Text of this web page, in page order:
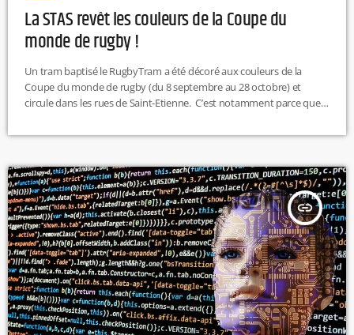
La STAS revêt les couleurs de la Coupe du
monde de rugby !
Un tram baptisé le RugbyTram a été décoré aux couleurs de la
Coupe du monde de rugby (du 8 septembre au 28 octobre) et
circule dans les rues de Saint-Etienne. C’est notamment parce que
du Monde de rugby (en septembre et octobre 2023) que le réseau
septembre), Australie-Fidji (17 septembre), […]
insert_link